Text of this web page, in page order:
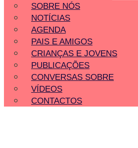
SOBRE NÓS
NOTÍCIAS
AGENDA
PAIS E AMIGOS
CRIANÇAS E JOVENS
PUBLICAÇÕES
CONVERSAS SOBRE
VÍDEOS
CONTACTOS